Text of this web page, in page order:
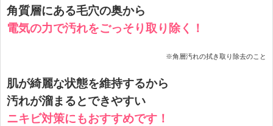
角質層にある毛穴の奥から
電気の力で汚れをごっそり取り除く！
※角層汚れの拭き取り除去のこと
肌が綺麗な状態を維持するから
汚れが溜まるとできやすい
ニキビ対策にもおすすめです！